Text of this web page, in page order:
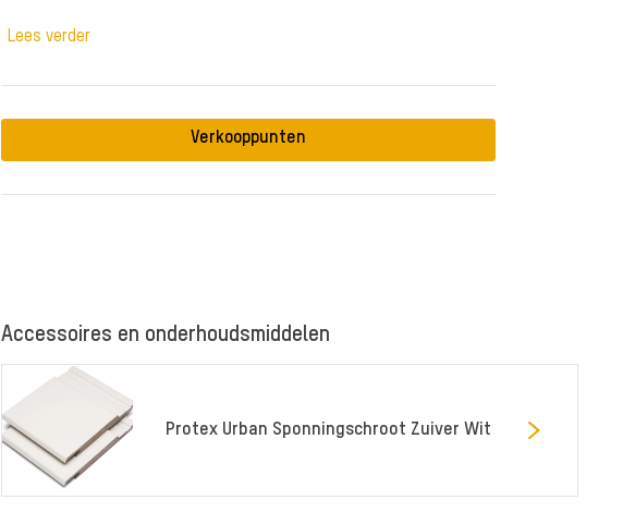
Lees verder
Verkooppunten
Accessoires en onderhoudsmiddelen
Protex Urban Sponningschroot Zuiver Wit